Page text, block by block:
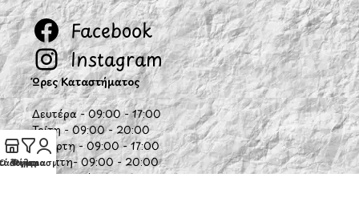
Facebook
Instagram
Ώρες Καταστήματος
Δευτέρα - 09:00 - 17:00
Τρίτη - 09:00 - 20:00
Τετάρτη - 09:00 - 17:00
Πέμπτη- 09:00 - 20:00
Παρασκευή - 09:00 - 20:00
Φίλτρα
λογαριασμός μου